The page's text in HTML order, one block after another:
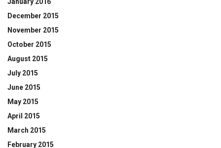
December 2015
November 2015
October 2015
August 2015
July 2015
June 2015
May 2015
April 2015
March 2015
February 2015